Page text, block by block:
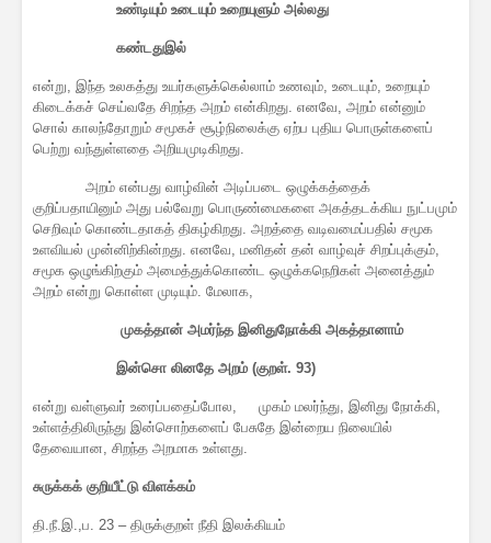
உண்டியும் உடையும் உறையுளும் அல்லது
கண்டதுஇல்
என்று, இந்த உலகத்து உயர்களுக்கெல்லாம் உணவும், உடையும், உறையும்
கிடைக்கச் செய்வதே சிறந்த அறம் என்கிறது. எனவே, அறம் என்னும்
சொல் காலந்தோறும் சமூகச் சூழ்நிலைக்கு ஏற்ப புதிய பொருள்களைப்
பெற்று வந்துள்ளதை அறியமுடிகிறது.
அறம் என்பது வாழ்வின் அடிப்படை ஒழுக்கத்தைக்
குறிப்பதாயினும் அது பல்வேறு பொருண்மைகளை அகத்தடக்கிய நுட்பமும்
செறிவும் கொண்டதாகத் திகழ்கிறது. அறத்தை வடிவமைப்பதில் சமூக
உளவியல் முன்னிற்கின்றது. எனவே, மனிதன் தன் வாழ்வுச் சிறப்புக்கும்,
சமூக ஒழுங்கிற்கும் அமைத்துக்கொண்ட ஒழுக்கநெறிகள் அனைத்தும்
அறம் என்று கொள்ள முடியும். மேலாக,
முகத்தான் அமர்ந்த இனிதுநோக்கி அகத்தானாம்
இன்சொ லினதே அறம் (குறள். 93)
என்று வள்ளுவர் உரைப்பதைப்போல, முகம் மலர்ந்து, இனிது நோக்கி,
உள்ளத்திலிருந்து இன்சொற்களைப் பேசுதே இன்றைய நிலையில்
தேவையான, சிறந்த அறமாக உள்ளது.
சுருக்கக் குறியீட்டு விளக்கம்
தி.நீ.இ.,ப. 23 – திருக்குறள் நீதி இலக்கியம்